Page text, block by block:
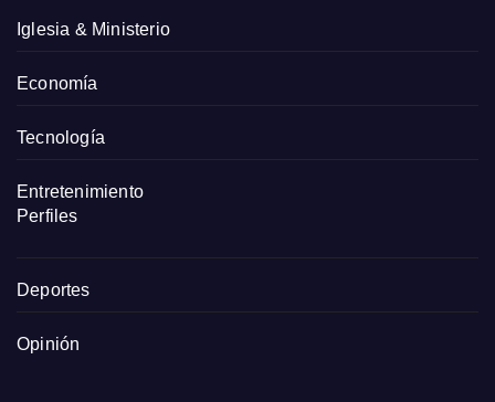
Iglesia & Ministerio
Economía
Tecnología
Entretenimiento
Perfiles
Deportes
Opinión